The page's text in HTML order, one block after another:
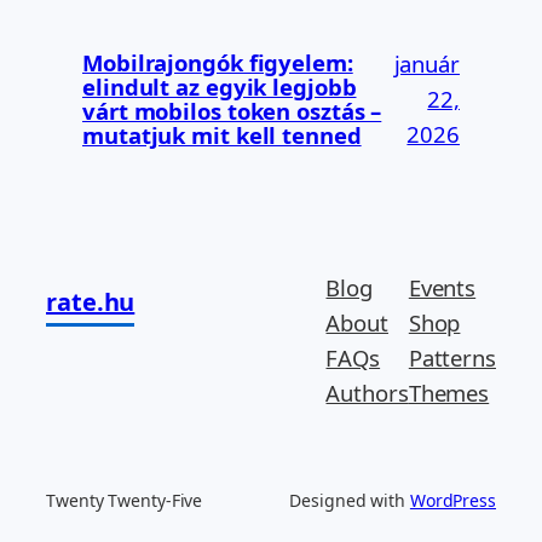
Mobilrajongók figyelem:
elindult az egyik legjobb
várt mobilos token osztás –
mutatjuk mit kell tenned
január
22,
2026
rate.hu
Blog
About
FAQs
Authors
Events
Shop
Patterns
Themes
Twenty Twenty-Five Designed with WordPress